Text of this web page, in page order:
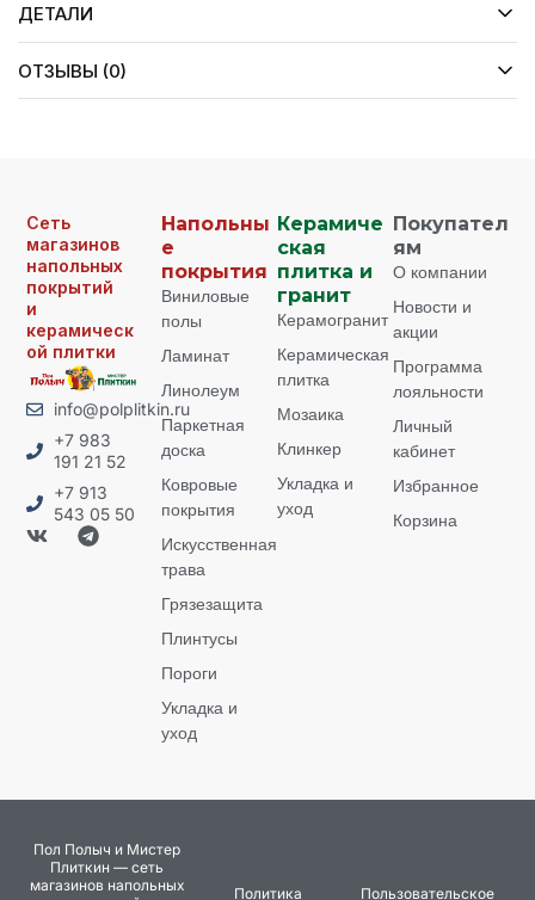
ДЕТАЛИ
ОТЗЫВЫ (0)
Сеть
магазинов
напольных
покрытий
и
керамическ
ой плитки
info@polplitkin.ru
+7 983
191 21 52
+7 913
543 05 50
Напольны
е
покрытия
Виниловые
полы
Ламинат
Линолеум
Паркетная
доска
Ковровые
покрытия
Искусственная
трава
Грязезащита
Плинтусы
Пороги
Укладка и
уход
Керамиче
ская
плитка и
гранит
Керамогранит
Керамическая
плитка
Мозаика
Клинкер
Укладка и
уход
Покупател
ям
О компании
Новости и
акции
Программа
лояльности
Личный
кабинет
Избранное
Корзина
Пол Полыч и Мистер
Плиткин — сеть
магазинов напольных
Политика Пользовательское